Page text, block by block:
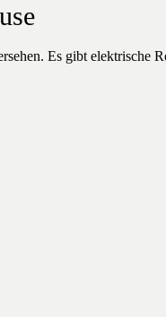
Es gibt elektrische